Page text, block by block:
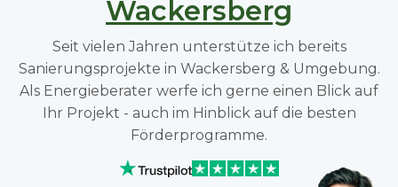
Wackersberg
Seit vielen Jahren unterstütze ich bereits
Sanierungsprojekte in Wackersberg & Umgebung.
Als Energieberater werfe ich gerne einen Blick auf
Ihr Projekt - auch im Hinblick auf die besten
Förderprogramme.